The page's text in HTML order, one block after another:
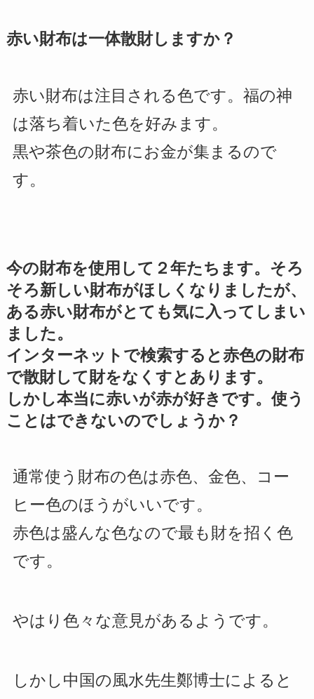
赤い財布は一体散財しますか？
赤い財布は注目される色です。福の神
は落ち着いた色を好みます。
黒や茶色の財布にお金が集まるので
す。
今の財布を使用して２年たちます。そろ
そろ新しい財布がほしくなりましたが、
ある赤い財布がとても気に入ってしまい
ました。
インターネットで検索すると赤色の財布
で散財して財をなくすとあります。
しかし本当に赤いが赤が好きです。使う
ことはできないのでしょうか？
通常使う財布の色は赤色、金色、コー
ヒー色のほうがいいです。
赤色は盛んな色なので最も財を招く色
です。
やはり色々な意見があるようです。
しかし中国の風水先生鄭博士によると